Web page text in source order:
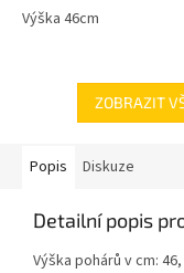
Výška 46cm
ZOBRAZIT
Popis Diskuze
Detailní popis
Výška pohárů v cm: